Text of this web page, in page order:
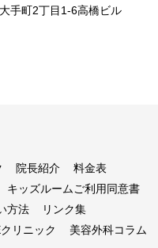
手町2丁目1-6高橋ビル
院長紹介
料金表
キッズルームご利用同意書
方法
リンク集
リニック 美容外科コラム